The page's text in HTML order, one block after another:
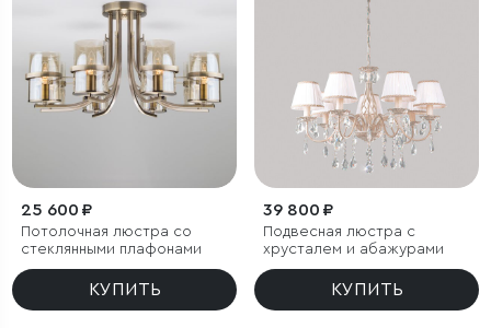
25 600 ₽
Потолочная люстра со
стеклянными плафонами
КУПИТЬ
39 800 ₽
Подвесная люстра с
хрусталем и абажурами
КУПИТЬ